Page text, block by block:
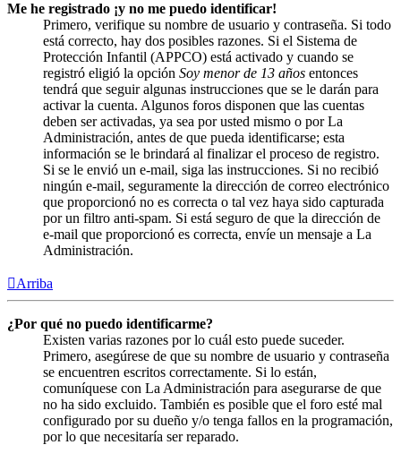
Me he registrado ¡y no me puedo identificar!
Primero, verifique su nombre de usuario y contraseña. Si todo
está correcto, hay dos posibles razones. Si el Sistema de
Protección Infantil (APPCO) está activado y cuando se
registró eligió la opción Soy menor de 13 años entonces
tendrá que seguir algunas instrucciones que se le darán para
activar la cuenta. Algunos foros disponen que las cuentas
deben ser activadas, ya sea por usted mismo o por La
Administración, antes de que pueda identificarse; esta
información se le brindará al finalizar el proceso de registro.
Si se le envió un e-mail, siga las instrucciones. Si no recibió
ningún e-mail, seguramente la dirección de correo electrónico
que proporcionó no es correcta o tal vez haya sido capturada
por un filtro anti-spam. Si está seguro de que la dirección de
e-mail que proporcionó es correcta, envíe un mensaje a La
Administración.
Arriba
¿Por qué no puedo identificarme?
Existen varias razones por lo cuál esto puede suceder.
Primero, asegúrese de que su nombre de usuario y contraseña
se encuentren escritos correctamente. Si lo están,
comuníquese con La Administración para asegurarse de que
no ha sido excluido. También es posible que el foro esté mal
configurado por su dueño y/o tenga fallos en la programación,
por lo que necesitaría ser reparado.